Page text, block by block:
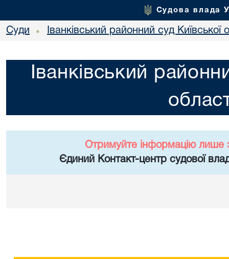
Судова влада
Суди • Іванківський районний суд Київської
Іванківський
Отримуйте інформацію лише
Єдиний Контакт-центр судової